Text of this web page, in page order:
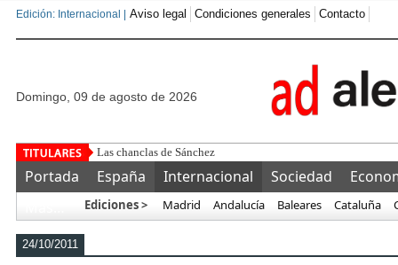
Edición: Internacional | Aviso legal Condiciones generales Contacto
domingo, 09 de agosto de 2026
Uno de cada
Portada España Internacional Sociedad
Ediciones > Madrid Andalucía Baleares Cataluña
24/10/2011